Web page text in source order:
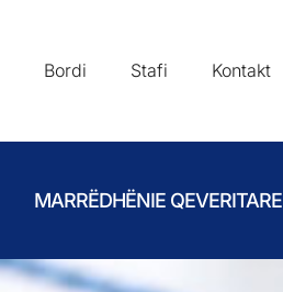
Bordi Stafi Kontakt
MARRËDHËNIE QEVERITARE